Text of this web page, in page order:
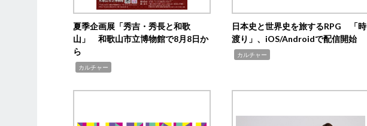
夏季企画展「秀吉・秀長と和歌
山」 和歌山市立博物館で8月8日か
ら
カルチャー
日本史と世界史を旅するRPG 「時
渡り」、iOS/Androidで配信開始
カルチャー